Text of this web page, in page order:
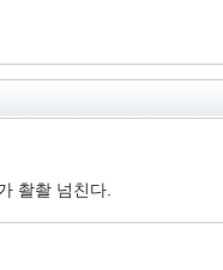
촬촬 넘친다.